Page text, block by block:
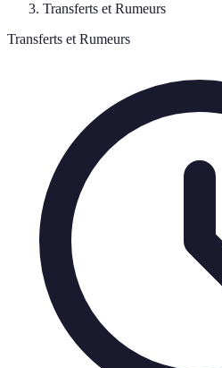
Transferts et Rumeurs
Transferts et Rumeurs